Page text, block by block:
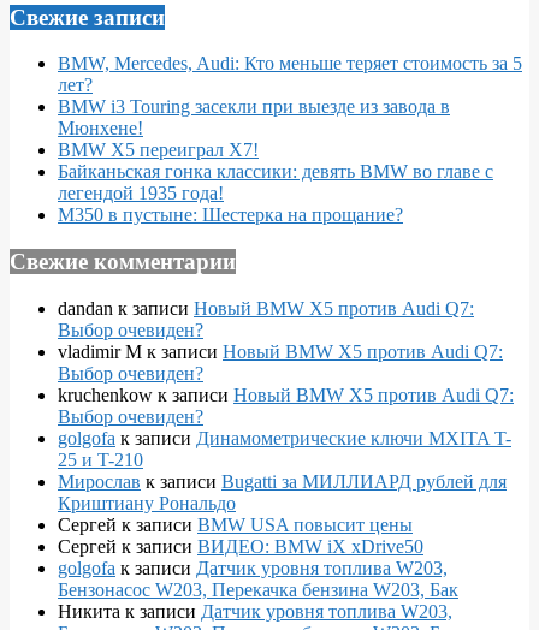
Свежие записи
BMW, Mercedes, Audi: Кто меньше теряет стоимость за 5
лет?
BMW i3 Touring засекли при выезде из завода в
Мюнхене!
BMW X5 переиграл X7!
Байканьская гонка классики: девять BMW во главе с
легендой 1935 года!
M350 в пустыне: Шестерка на прощание?
Свежие комментарии
dandan к записи Новый BMW X5 против Audi Q7:
Выбор очевиден?
vladimir M к записи Новый BMW X5 против Audi Q7:
Выбор очевиден?
kruchenkow к записи Новый BMW X5 против Audi Q7:
Выбор очевиден?
golgofa к записи Динамометрические ключи MXITA T-
25 и T-210
Мирослав к записи Bugatti за МИЛЛИАРД рублей для
Криштиану Рональдо
Сергей к записи BMW USA повысит цены
Сергей к записи ВИДЕО: BMW iX xDrive50
golgofa к записи Датчик уровня топлива W203,
Бензонасос W203, Перекачка бензина W203, Бак
Никита к записи Датчик уровня топлива W203,